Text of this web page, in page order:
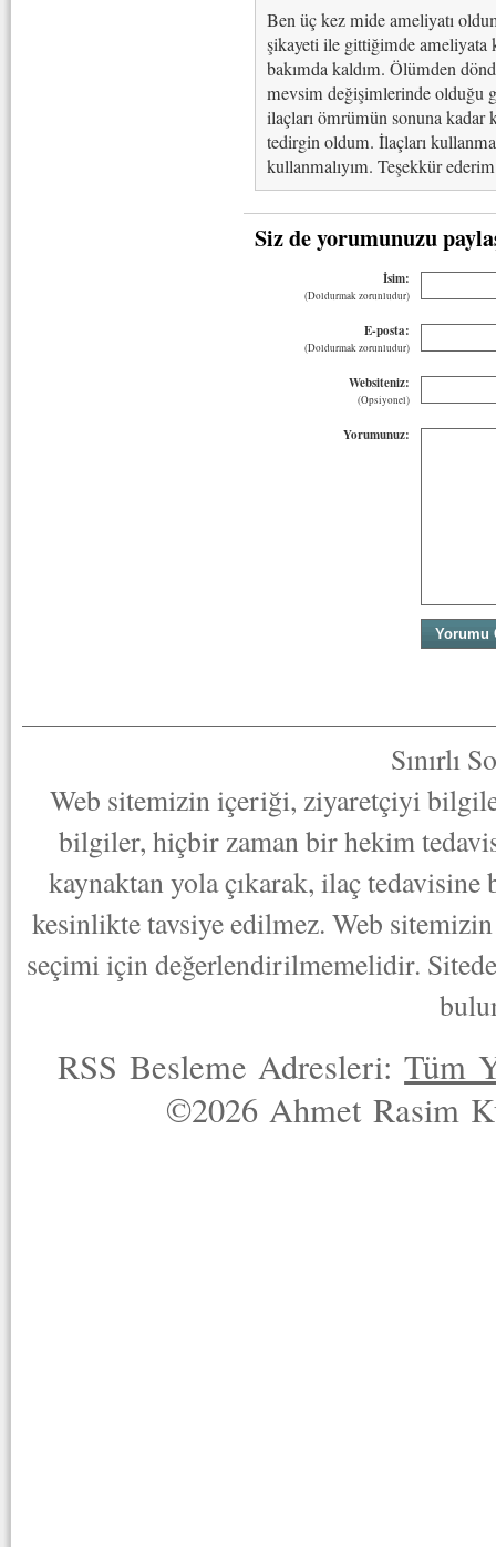
Ben üç kez mide ameliyatı
şikayeti ile gittiğimde ameliyata
bakımda kaldım. Ölümden
mevsim değişimlerinde olduğu
ilaçları ömrümün sonuna kadar
tedirgin oldum. İlaçları
kullanmalıyım. Teşekkür
Siz de yorumunuzu
İsim:
(Doldurmak zorunludur)
E-posta:
(Doldurmak zorunludur)
Websiteniz:
(Opsiyonel)
Yorumunuz:
Sınırlı
Web sitemizin içeriği, ziyaretçiyi
bilgiler, hiçbir zaman bir hekim
kaynaktan yola çıkarak, ilaç
kesinlikte tavsiye edilmez. Web
seçimi için değerlendirilmemelidir.
RSS Besleme Adresleri:Tüm
©2026 Ahmet Rasim